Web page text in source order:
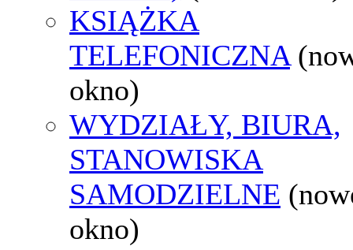
KSIĄŻKA
TELEFONICZNA
okno)
WYDZIAŁY, BIURA,
STANOWISKA
SAMODZIELNE
okno)